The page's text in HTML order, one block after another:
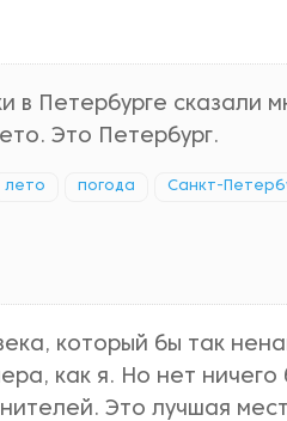
в Петербурге сказали
Это Петербург.
лето погода Санкт-
который бы так
как я. Но нет ничего
Это лучшая